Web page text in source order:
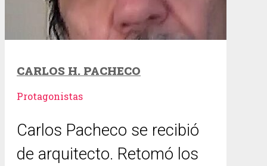
CARLOS H. PACHECO
Protagonistas
Carlos Pacheco se recibió
de arquitecto. Retomó los